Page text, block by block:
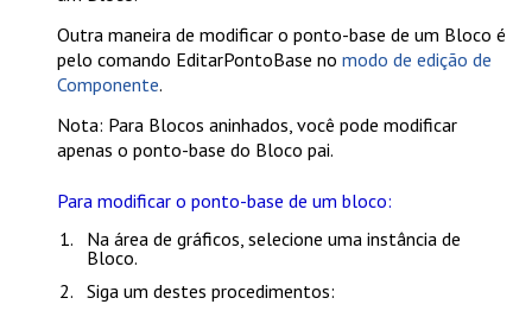
Outra maneira de modificar o ponto-base de um Bloco é
pelo comando EditarPontoBase nomodo de edição de
Componente.
Nota: Para Blocos aninhados, você pode modificar
apenas o ponto-base do Bloco pai.
Para modificar o ponto-base de um bloco:
Na área de gráficos, selecione uma instância de
Bloco.
Siga um destes procedimentos: